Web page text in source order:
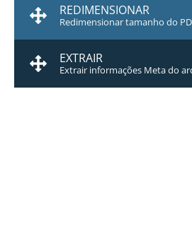
REDIMENSIONAR
Redimensionar tamanho do
EXTRAIR
Extrair informações Meta do